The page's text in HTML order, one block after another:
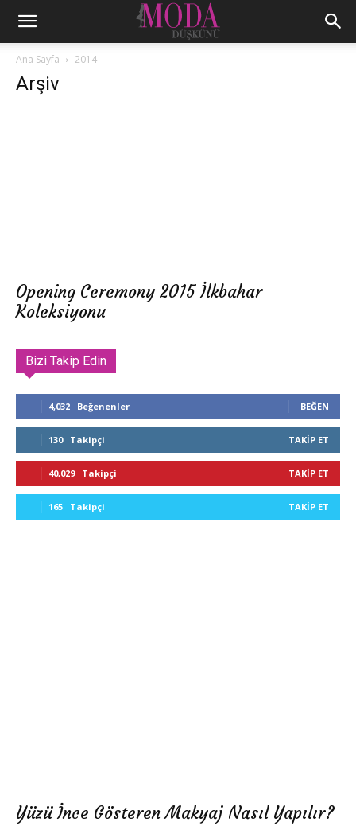
Ana Sayfa 2014
Arşiv
Opening Ceremony 2015 İlkbahar
Koleksiyonu
Bizi Takip Edin
4,032 Beğenenler BEĞEN
130 Takipçi TAKIP ET
40,029 Takipçi TAKIP ET
165 Takipçi TAKIP ET
Yüzü İnce Gösteren Makyaj Nasıl Yapılır?